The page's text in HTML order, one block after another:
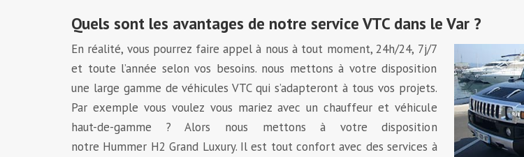
Quels sont les avantages de notre service VTC dans le Var ?
En réalité, vous pourrez faire appel à nous à tout moment, 24h/24, 7j/7
et toute l’année selon vos besoins. nous mettons à votre disposition
une large gamme de véhicules VTC qui s’adapteront à tous vos projets.
Par exemple vous voulez vous mariez avec un chauffeur et véhicule
haut-de-gamme ? Alors nous mettons à votre disposition
notre Hummer H2 Grand Luxury. Il est tout confort avec des services à